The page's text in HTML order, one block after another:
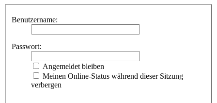
Benutzername:
Passwort:
Angemeldet bleiben
Meinen Online-Status während dieser Sitzung
verbergen